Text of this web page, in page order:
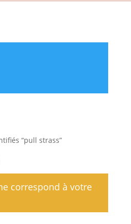
“pull strass”
correspond à votre